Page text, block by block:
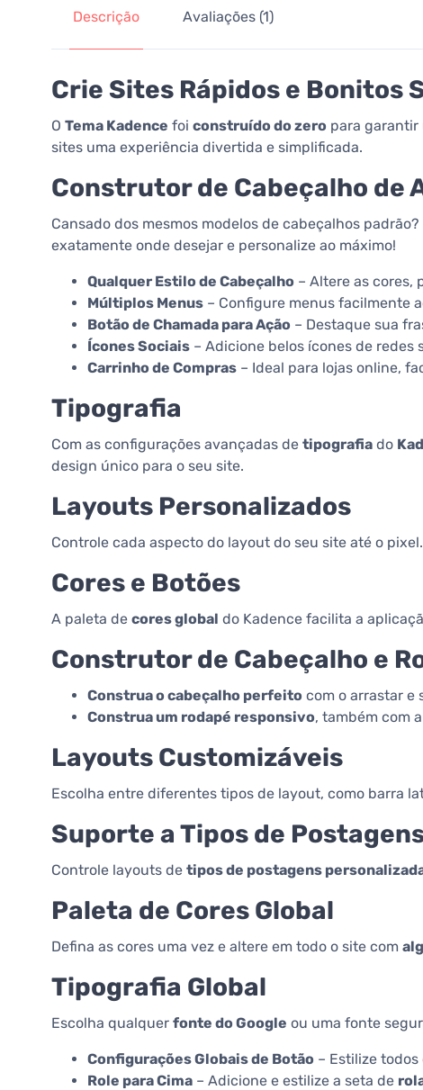
Descrição Avaliações (1)
Crie Sites Rápidos e Bonitos
O Tema Kadence foi construído do zero para garantir
sites uma experiência divertida e simplificada.
Construtor de Cabeçalho de
Cansado dos mesmos modelos de cabeçalhos padrão?
exatamente onde desejar e personalize ao máximo!
Qualquer Estilo de Cabeçalho – Altere as cores,
Múltiplos Menus – Configure menus facilmente
Botão de Chamada para Ação – Destaque sua
Ícones Sociais – Adicione belos ícones de redes
Carrinho de Compras – Ideal para lojas online,
Tipografia
Com as configurações avançadas de tipografia do
design único para o seu site.
Layouts Personalizados
Controle cada aspecto do layout do seu site até o
Cores e Botões
A paleta de cores global do Kadence facilita a
Construtor de Cabeçalho e
Construa o cabeçalho perfeito com o arrastar e
Construa um rodapé responsivo, também com
Layouts Customizáveis
Escolha entre diferentes tipos de layout, como barra
Suporte a Tipos de
Controle layouts de tipos de postagens
Paleta de Cores Global
Defina as cores uma vez e altere em todo o site com
Tipografia Global
Escolha qualquer fonte do Google ou uma fonte
Configurações Globais de Botão – Estilize
Role para Cima – Adicione e estilize a seta de